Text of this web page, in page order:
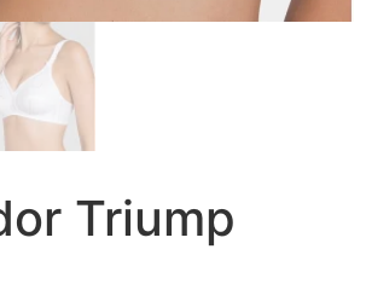
Triump